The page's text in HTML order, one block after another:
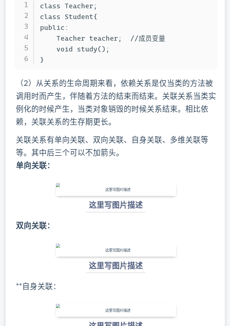
class Teacher;
class Student{
public:
    Teacher teacher;  //成员变量
    void study();
}
（2）从关系的生命周期来看，依赖关系是仅当类的方法被
调用时而产生，伴随着方法的结束而结束。关联关系当类实
例化的时候产生，当类对象销毁的时候关系结束。相比依
赖，关联关系的生存期更长。
关联关系有单向关联、双向关联、自身关联、多维关联等
等。其中后三个可以不加箭头。
单向关联：
这里写图片描述
双向关联：
这里写图片描述
**自身关联：